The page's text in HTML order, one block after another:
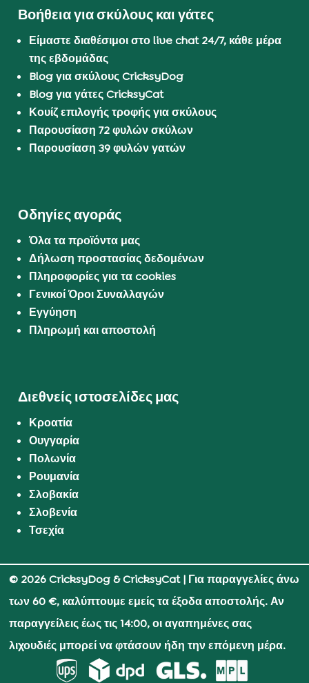
Βοήθεια για σκύλους και γάτες
Είμαστε διαθέσιμοι στο live chat 24/7, κάθε μέρα
της εβδομάδας
Blog για σκύλους CricksyDog
Blog για γάτες CricksyCat
Κουίζ επιλογής τροφής για σκύλους
Παρουσίαση 72 φυλών σκύλων
Παρουσίαση 39 φυλών γατών
Οδηγίες αγοράς
Όλα τα προϊόντα μας
Δήλωση προστασίας δεδομένων
Πληροφορίες για τα cookies
Γενικοί Όροι Συναλλαγών
Εγγύηση
Πληρωμή και αποστολή
Διεθνείς ιστοσελίδες μας
Κροατία
Ουγγαρία
Πολωνία
Ρουμανία
Σλοβακία
Σλοβενία
Τσεχία
© 2026 CricksyDog & CricksyCat| Για παραγγελίες άνω
των 60 €, καλύπτουμε εμείς τα έξοδα αποστολής. Αν
παραγγείλεις έως τις 14:00, οι αγαπημένες σας
λιχουδιές μπορεί να φτάσουν ήδη την επόμενη μέρα.